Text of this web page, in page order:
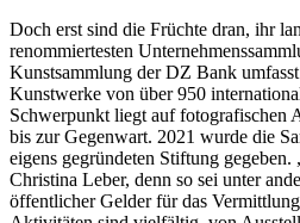
Doch erst sind die Früchte dran, ihr
renommiertesten
Kunstsammlung der DZ Bank
Kunstwerke von über 950
Schwerpunkt liegt auf fotografischen
bis zur Gegenwart. 2021 wurde die
eigens gegründeten Stiftung
Christina Leber, denn so sei unter
öffentlicher Gelder für das